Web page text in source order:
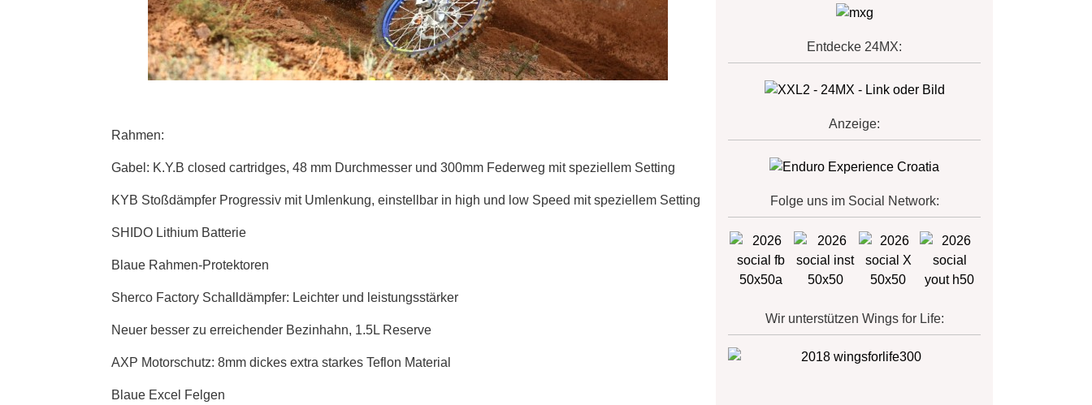
Rahmen:
Gabel: K.Y.B closed cartridges, 48 mm Durchmesser und 300mm Federweg mit speziellem Setting
KYB Stoßdämpfer Progressiv mit Umlenkung, einstellbar in high und low Speed mit speziellem Setting
SHIDO Lithium Batterie
Blaue Rahmen-Protektoren
Sherco Factory Schalldämpfer: Leichter und leistungsstärker
Neuer besser zu erreichender Bezinhahn, 1.5L Reserve
AXP Motorschutz: 8mm dickes extra starkes Teflon Material
Blaue Excel Felgen
Entdecke 24MX:
Anzeige:
Folge uns im Social Network:
Wir unterstützen Wings for Life: